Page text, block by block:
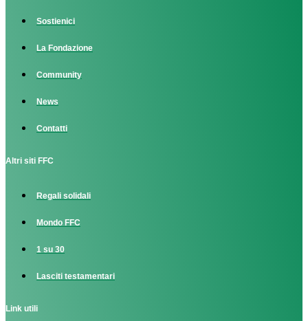
Sostienici
La Fondazione
Community
News
Contatti
Altri siti FFC
Regali solidali
Mondo FFC
1 su 30
Lasciti testamentari
Link utili